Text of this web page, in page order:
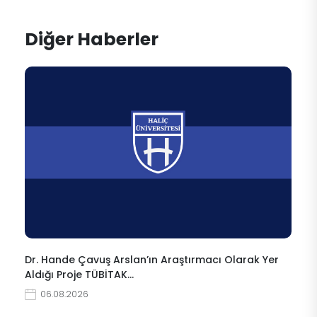
Diğer Haberler
Dr. Hande Çavuş Arslan’ın Araştırmacı Olarak Yer
Aldığı Proje TÜBİTAK…
06.08.2026